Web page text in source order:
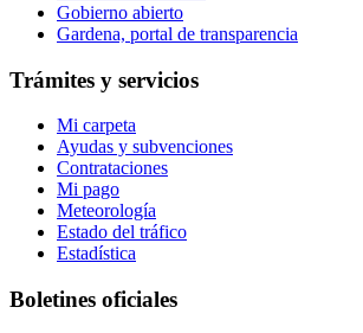
Gobierno abierto
Gardena, portal de transparencia
Trámites y servicios
Mi carpeta
Ayudas y subvenciones
Contrataciones
Mi pago
Meteorología
Estado del tráfico
Estadística
Boletines oficiales